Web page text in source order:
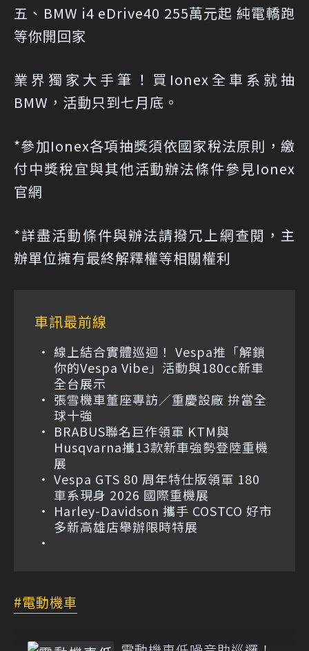
五、BMW i4 eDrive40 255萬元起 純電轎跑
等你開回家
業界獨家大手筆！買Ionex全車系就抽
BMW，活動只到七月底。
*參加Ionex各項抽獎須依國家稅法原則，繳
付中獎稅宜與其他活動辦法條件參見Ionex
官網
*詳盡活動條件與辦法請撥冗上網查閱，主
辦單位擁有最終解釋權等相關權利
車訊最前線
線上結合實體巡迴！ Vespa推「解鎖
你的Vespa Vibe」活動與180cc新車
全台展示
張雪機車董座專訪／重慶設廠 拚當全
球十強
BRABUS聯名巨作領軍 KTM與
Husqvarna攜13款新車強勢登陸重機
展
Vespa GTS 80 周年特仕版領軍 180
車系現身 2026 國際重機展
Harley-Davidson 攜手 COSTCO 好市
多新高雄店舉辦限時特展
電動機車